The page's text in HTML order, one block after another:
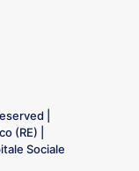
|
(RE) |
Sociale